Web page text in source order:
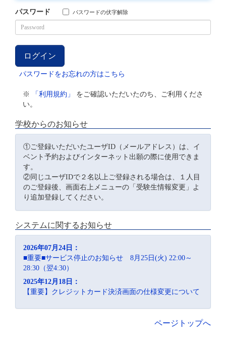
パスワード パスワードの伏字解除
パスワードをお忘れの方はこちら
※ 「利用規約」
をご確認いただいたのち、ご利用くださ
い。
学校からのお知らせ
①ご登録いただいたユーザID（メールアドレス）は、イ
ベント予約およびインターネット出願の際に使用できま
す。
②同じユーザIDで２名以上ご登録される場合は、１人目
のご登録後、画面右上メニューの「受験生情報変更」よ
り追加登録してください。
システムに関するお知らせ
2026年07月24日：
■重要■サービス停止のお知らせ 8月25日(火) 22:00～
28:30（翌4:30）
2025年12月18日：
【重要】クレジットカード決済画面の仕様変更について
ページトップへ